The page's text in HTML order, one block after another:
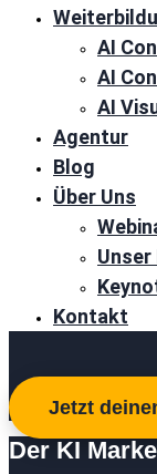
AI
AI
AI
Agentur
Blog
Über Uns
Kontakt
Jetzt
Der KI